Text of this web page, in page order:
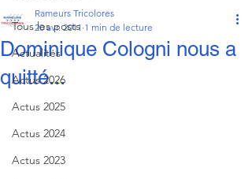
Tous les posts
Actualités
Actus 2026
Actus 2025
Actus 2024
Actus 2023
Dominique Cologni nous a
quitté...
Rameurs Tricolores
20 avr. 2011 1 min de lecture